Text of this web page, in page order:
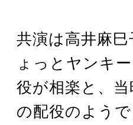
共演は高井麻
ょっとヤンキ
役が相楽と、
の配役のよう